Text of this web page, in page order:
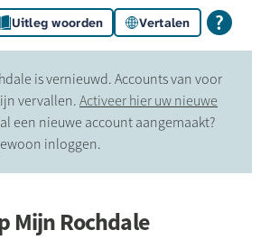
Uitleg woorden Vertalen
is vernieuwd. Accounts van voor
vervallen. Activeer hier uw nieuwe
een nieuwe account aangemaakt?
inloggen.
Mijn Rochdale